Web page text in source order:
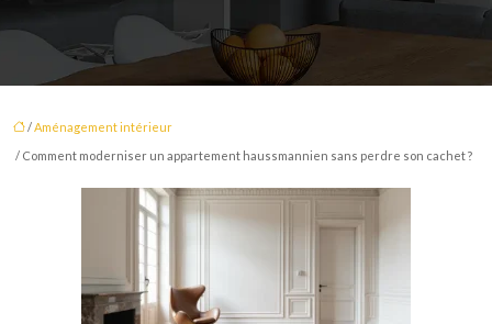
/Aménagement intérieur
/ Comment moderniser un appartement haussmannien sans perdre son cachet ?